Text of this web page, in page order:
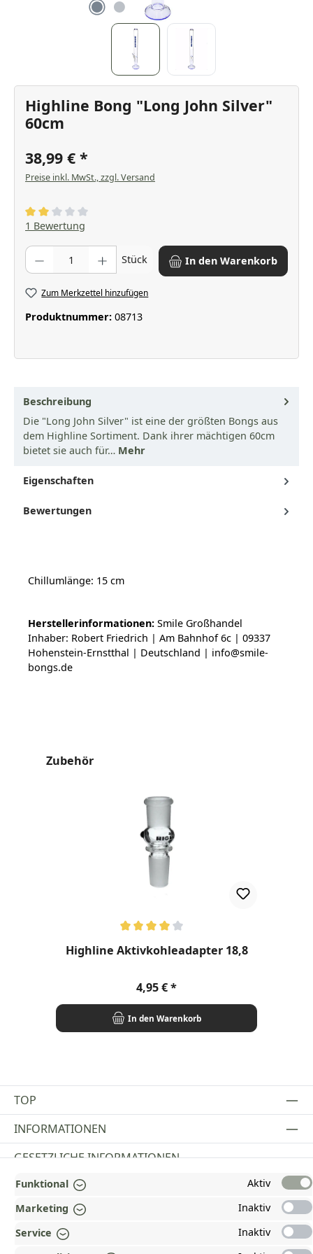
Highline Bong "Long John Silver"
60cm
38,99 €
Preise inkl. MwSt., zzgl. Versand
Durchschnittliche Bewertung von 2 von 5 Sternen
1 Bewertung
Produkt Anzahl: Gib den gewünschten Wert ein oder benutze die
Stück In den Warenkorb
Zum Merkzettel hinzufügen
Produktnummer: 08713
Beschreibung
Die "Long John Silver" ist eine der größten Bongs aus
dem Highline Sortiment. Dank ihrer mächtigen 60cm
bietet sie auch für… Mehr
Eigenschaften
Bewertungen
Chillumlänge: 15 cm
Herstellerinformationen: Smile Großhandel
Inhaber: Robert Friedrich | Am Bahnhof 6c | 09337
Hohenstein-Ernstthal | Deutschland | info@smile-
bongs.de
Produktgalerie überspringen
Zubehör
Highline Aktivkohleadapter 18,8
Regulärer Preis:
4,95 €
In den Warenkorb
TOP
INFORMATIONEN
GESETZLICHE INFORMATIONEN
ZAHLUNGS- UND VERSANDARTEN
AUSGEZEICHNET UND ZERTIFIZIERT!
WARUM HEAD-SHOP.DE?
Funktional
Aktiv
Marketing
Inaktiv
Service
Inaktiv